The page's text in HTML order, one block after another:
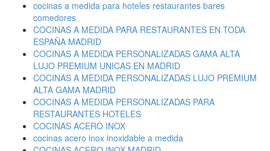
cocinas a medida para hoteles restaurantes bares
comedores
COCINAS A MEDIDA PARA RESTAURANTES EN TODA
ESPAÑA MADRID
COCINAS A MEDIDA PERSONALIZADAS GAMA ALTA
LUJO PREMIUM UNICAS EN MADRID
COCINAS A MEDIDA PERSONALIZADAS LUJO PREMIUM
ALTA GAMA MADRID
COCINAS A MEDIDA PERSONALIZADAS PARA
RESTAURANTES HOTELES
COCINAS ACERO INOX
cocinas acero inox inoxidable a medida